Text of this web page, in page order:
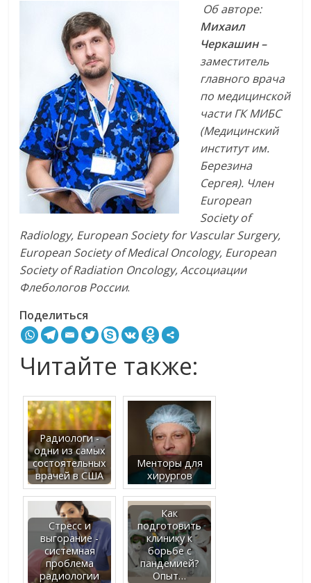
Об авторе:
Михаил
Черкашин –
заместитель
главного врача
по медицинской
части ГК МИБС
(Медицинский
институт им.
Березина
Сергея). Член
European
Society of
Radiology, European Society for Vascular Surgery,
European Society of Medical Oncology, European
Society of Radiation Oncology, Ассоциации
Флебологов России.
Поделиться
Читайте также:
Радиологи -
одни из самых
состоятельных
врачей в США
Менторы для
хирургов
Стресс и
выгорание -
системная
проблема
радиологии
Как
подготовить
клинику к
борьбе с
пандемией?
Опыт…